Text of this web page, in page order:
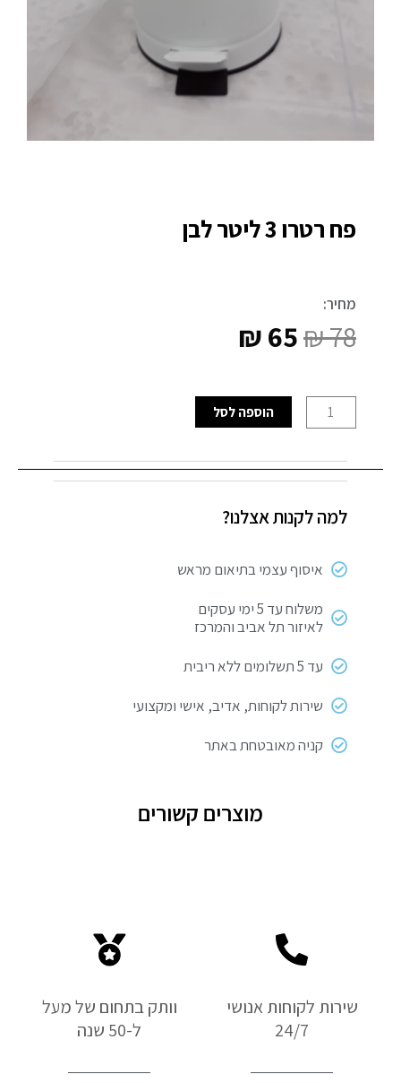
פח רטרו 3 ליטר לבן
מחיר:
₪78
המקורי
היה:
₪ 78.
₪65
הנוכחי
הוא:
₪ 65.
של
רטרו
ליטר
הוספה לסל
למה לקנות אצלנו?
איסוף עצמי בתיאום מראש
משלוח עד 5 ימי עסקים
לאיזור תל אביב והמרכז
עד 5 תשלומים ללא ריבית
שירות לקוחות, אדיב, אישי ומקצועי
קניה מאובטחת באתר
מוצרים קשורים
שירות לקוחות אנושי
24/7
וותק בתחום של מעל
ל-50 שנה